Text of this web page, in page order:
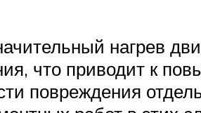
нагрев
что приводит к
повреждения